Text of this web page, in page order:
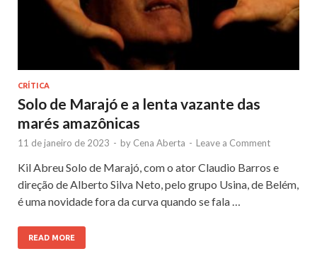
CRÍTICA
Solo de Marajó e a lenta vazante das
marés amazônicas
11 de janeiro de 2023 - by Cena Aberta - Leave a Comment
Kil Abreu Solo de Marajó, com o ator Claudio Barros e
direção de Alberto Silva Neto, pelo grupo Usina, de Belém,
é uma novidade fora da curva quando se fala …
READ MORE